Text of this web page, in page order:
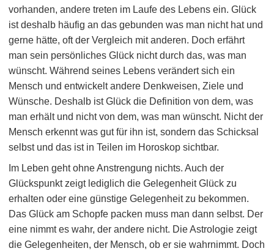
vorhanden, andere treten im Laufe des Lebens ein. Glück
ist deshalb häufig an das gebunden was man nicht hat und
gerne hätte, oft der Vergleich mit anderen. Doch erfährt
man sein persönliches Glück nicht durch das, was man
wünscht. Während seines Lebens verändert sich ein
Mensch und entwickelt andere Denkweisen, Ziele und
Wünsche. Deshalb ist Glück die Definition von dem, was
man erhält und nicht von dem, was man wünscht. Nicht der
Mensch erkennt was gut für ihn ist, sondern das Schicksal
selbst und das ist in Teilen im Horoskop sichtbar.
Im Leben geht ohne Anstrengung nichts. Auch der
Glückspunkt zeigt lediglich die Gelegenheit Glück zu
erhalten oder eine günstige Gelegenheit zu bekommen.
Das Glück am Schopfe packen muss man dann selbst. Der
eine nimmt es wahr, der andere nicht. Die Astrologie zeigt
die Gelegenheiten, der Mensch, ob er sie wahrnimmt. Doch